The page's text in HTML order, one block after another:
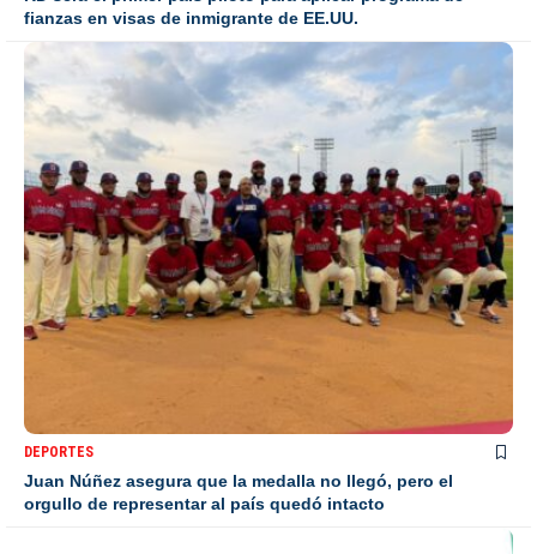
fianzas en visas de inmigrante de EE.UU.
DEPORTES
Juan Núñez asegura que la medalla no llegó, pero el
orgullo de representar al país quedó intacto